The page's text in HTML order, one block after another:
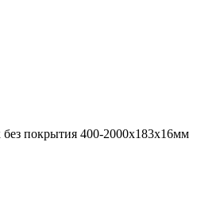
покрытия 400-2000х183х16мм